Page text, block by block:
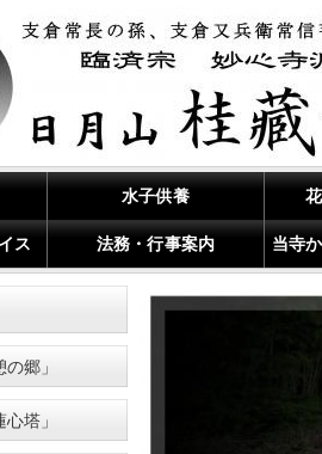
水子供養
ス 法務・行事案内 当寺
郷」
塔」